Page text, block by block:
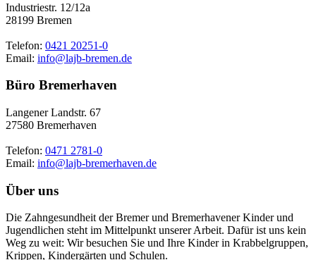
Industriestr. 12/12a
28199 Bremen
Telefon: 0421 20251-0
Email: info@lajb-bremen.de
Büro Bremerhaven
Langener Landstr. 67
27580 Bremerhaven
Telefon: 0471 2781-0
Email: info@lajb-bremerhaven.de
Über uns
Die Zahngesundheit der Bremer und Bremerhavener Kinder und
Jugendlichen steht im Mittelpunkt unserer Arbeit. Dafür ist uns kein
Weg zu weit: Wir besuchen Sie und Ihre Kinder in Krabbelgruppen,
Krippen, Kindergärten und Schulen.